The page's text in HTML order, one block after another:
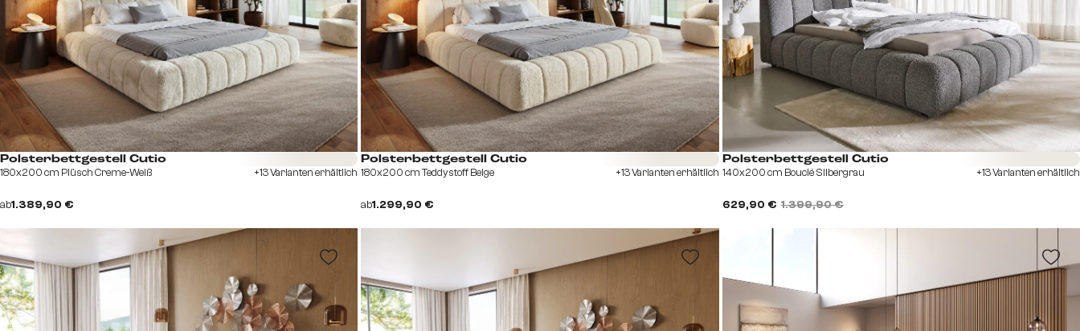
Polsterbettgestell Cutio
180x200 cm Plüsch Creme-Weiß
ab1.389,90 €
Sofort versandfertig
+13 Varianten erhältlich
Polsterbettgestell Cutio
180x200 cm Teddystoff Beige
ab1.299,90 €
Sofort versandfertig
+13 Varianten erhältlich
Polsterbettgestell Cutio
140x200 cm Bouclé Silbergrau
629,90 € 1.399,90 €
Sofort versandfertig
+13 Varianten erhältlich